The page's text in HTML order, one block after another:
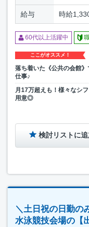
給与 時給
60代以上活躍中
ここがオススメ！
落ち着いた《公共の会館》
仕事♪
月17万超えも！様々なシ
用意◎
検討リストに
＼土日祝の日勤の
水泳競技会場の【